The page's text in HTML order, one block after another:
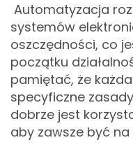
Automatyzacja
systemów
oszczędności, co
początku
pamiętać, że
specyficzne
dobrze jest
aby zawsze być